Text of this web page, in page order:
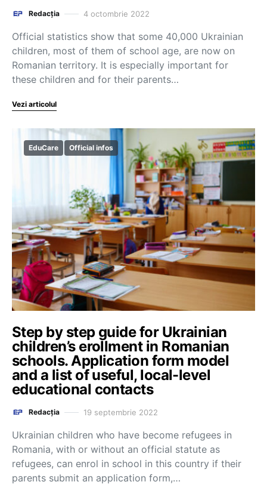
Redacția 4 octombrie 2022
Official statistics show that some 40,000 Ukrainian
children, most of them of school age, are now on
Romanian territory. It is especially important for
these children and for their parents…
Vezi articolul
EduCare Official infos
Step by step guide for Ukrainian
children’s erollment in Romanian
schools. Application form model
and a list of useful, local-level
educational contacts
Redacția 19 septembrie 2022
Ukrainian children who have become refugees in
Romania, with or without an official statute as
refugees, can enrol in school in this country if their
parents submit an application form,…